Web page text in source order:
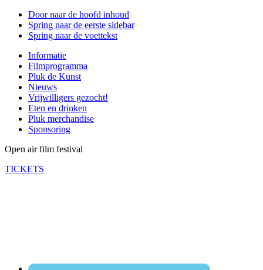
Door naar de hoofd inhoud
Spring naar de eerste sidebar
Spring naar de voettekst
Informatie
Filmprogramma
Pluk de Kunst
Nieuws
Vrijwilligers gezocht!
Eten en drinken
Pluk merchandise
Sponsoring
Open air film festival
TICKETS